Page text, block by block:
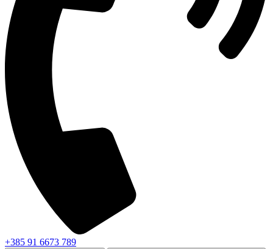
+385 91 6673 789